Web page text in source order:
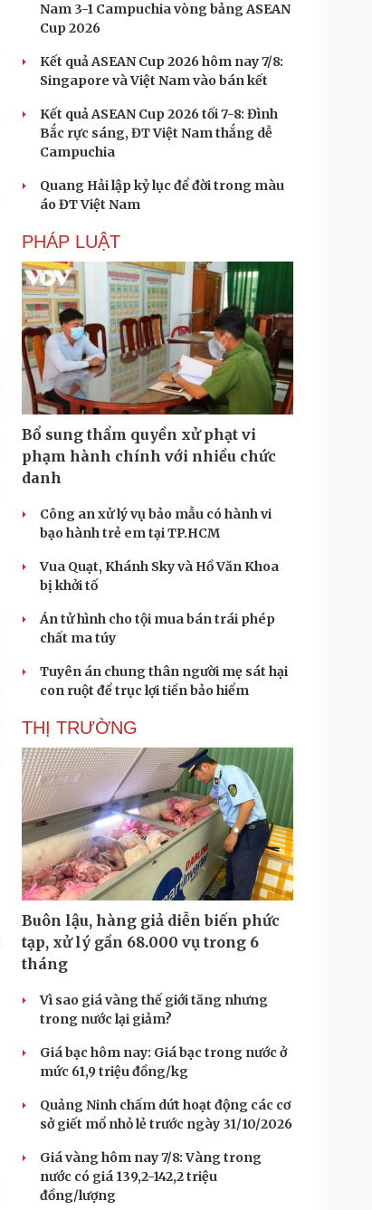
Nam 3-1 Campuchia vòng bảng ASEAN
Cup 2026
Kết quả ASEAN Cup 2026 hôm nay 7/8:
Singapore và Việt Nam vào bán kết
Kết quả ASEAN Cup 2026 tối 7-8: Đình
Bắc rực sáng, ĐT Việt Nam thắng dễ
Campuchia
Quang Hải lập kỷ lục để đời trong màu
áo ĐT Việt Nam
PHÁP LUẬT
Bổ sung thẩm quyền xử phạt vi
phạm hành chính với nhiều chức
danh
Công an xử lý vụ bảo mẫu có hành vi
bạo hành trẻ em tại TP.HCM
Vua Quạt, Khánh Sky và Hồ Văn Khoa
bị khởi tố
Án tử hình cho tội mua bán trái phép
chất ma túy
Tuyên án chung thân người mẹ sát hại
con ruột để trục lợi tiền bảo hiểm
THỊ TRƯỜNG
Buôn lậu, hàng giả diễn biến phức
tạp, xử lý gần 68.000 vụ trong 6
tháng
Vì sao giá vàng thế giới tăng nhưng
trong nước lại giảm?
Giá bạc hôm nay: Giá bạc trong nước ở
mức 61,9 triệu đồng/kg
Quảng Ninh chấm dứt hoạt động các cơ
sở giết mổ nhỏ lẻ trước ngày 31/10/2026
Giá vàng hôm nay 7/8: Vàng trong
nước có giá 139,2-142,2 triệu
đồng/lượng